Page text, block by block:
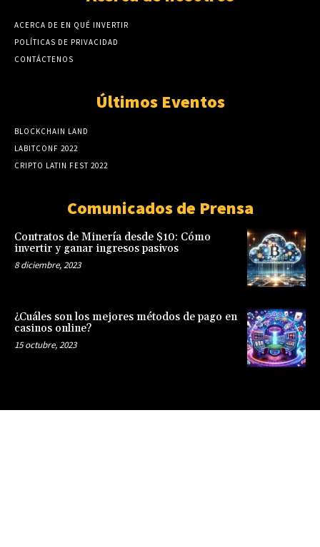
ACERCA DE EN QUÉ INVERTIR
POLÍTICAS DE PRIVACIDAD
CONTÁCTENOS
Últimos Eventos
BLOCKCHAIN LAND
LABITCONF 2022
CRIPTO LATIN FEST 2022
Comunicados de Prensa
Contratos de Minería desde $10: Cómo
invertir y ganar ingresos pasivos
8 diciembre, 2023
¿Cuáles son los mejores métodos de pago en
casinos online?
15 octubre, 2023